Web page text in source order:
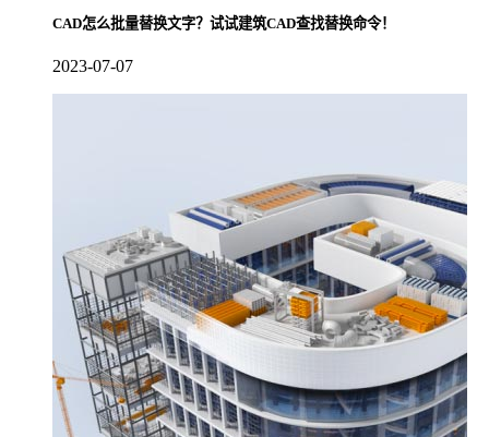
CAD怎么批量替换文字？试试建筑CAD查找替换命令！
2023-07-07